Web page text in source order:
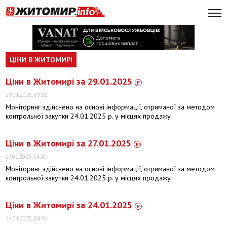
ЦІНИ В ЖИТОМИРІ
Ціни в Житомирі за 29.01.2025
29.01.2025, 09:18
Моніторинг здійснено на основі інформації, отриманої за методом
контрольної закупки 24.01.2025 р. у місцях продажу
Ціни в Житомирі за 27.01.2025
27.01.2025, 14:40
Моніторинг здійснено на основі інформації, отриманої за методом
контрольної закупки 24.01.2025 р. у місцях продажу
Ціни в Житомирі за 24.01.2025
24.01.2025, 09:26